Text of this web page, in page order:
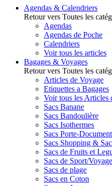
Agendas & Calendriers
Retour vers Toutes les
Agendas
Agendas de Poche
Calendriers
Voir tous les articles
Bagages & Voyages
Retour vers Toutes les
Articles de Voyage
Etiquettes a Bagages
Voir tous les Articles
Sacs Banane
Sacs Bandoulière
Sacs Isothermes
Sacs Porte-
Sacs Shopping &
Sacs de Fruits et
Sacs de Sport/Voyage
Sacs de plage
Sacs en Coton